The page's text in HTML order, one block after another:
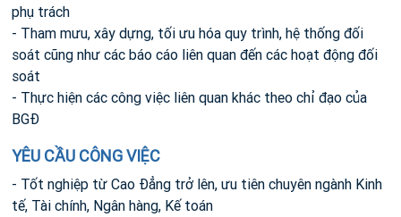
phụ trách
- Tham mưu, xây dựng, tối ưu hóa quy trình, hệ thống đối
soát cũng như các báo cáo liên quan đến các hoạt động đối
soát
- Thực hiện các công việc liên quan khác theo chỉ đạo của
BGĐ
YÊU CẦU CÔNG VIỆC
- Tốt nghiệp từ Cao Đẳng trở lên, ưu tiên chuyên ngành Kinh
tế, Tài chính, Ngân hàng, Kế toán